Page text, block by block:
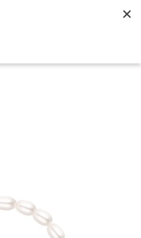
是空的。